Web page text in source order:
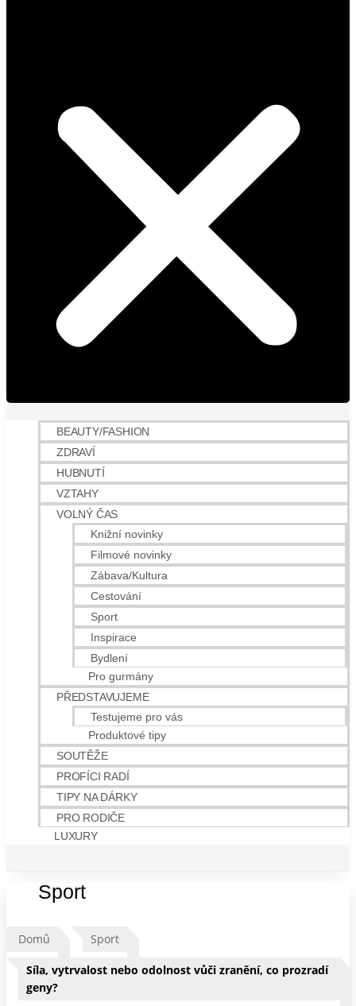
BEAUTY/FASHION
ZDRAVÍ
HUBNUTÍ
VZTAHY
VOLNÝ ČAS
Knižní novinky
Filmové novinky
Zábava/Kultura
Cestování
Sport
Inspirace
Bydlení
Pro gurmány
PŘEDSTAVUJEME
Testujeme pro vás
Produktové tipy
SOUTĚŽE
PROFÍCI RADÍ
TIPY NA DÁRKY
PRO RODIČE
LUXURY
Sport
Domů Sport
Síla, vytrvalost nebo odolnost vůči zranění, co prozradí
geny?